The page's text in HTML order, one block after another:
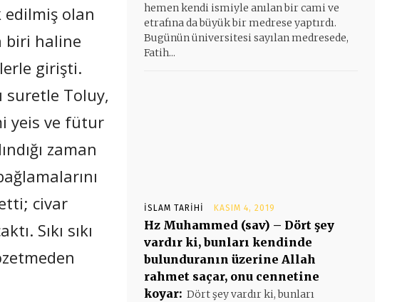
olan
biri haline
girişti.
suretle Toluy,
yeis ve fütur
zaman
civar
Sıkı sıkı
hemen kendi ismiyle anılan bir cami ve
etrafına da büyük bir medrese yaptırdı.
Bugünün üniversitesi sayılan medresede,
Fatih...
İSLAM TARIHI KASIM 4, 2019
Hz Muhammed (sav) – Dört şey
vardır ki, bunları kendinde
bulunduranın üzerine Allah
rahmet saçar, onu cennetine
koyar: Dört şey vardır ki, bunları